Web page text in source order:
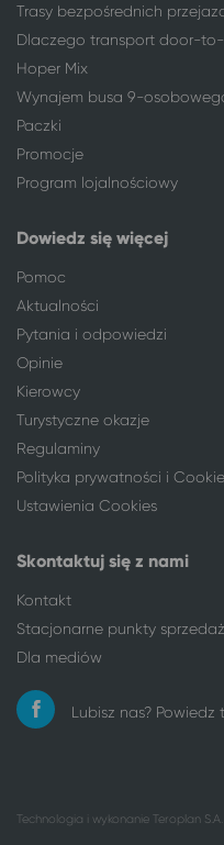
Wrocław
Toruń
Września
Toruń
Zabrze
Zamość*
Toruń
Zielona Góra
ponad 950 lokalizacji
447 miejscowości
Białystok
Bydgoszcz
Częstochowa
Gdynia
Warszawa
Gniezno
Koszalin
Legnica
Łódź
Lublin
Warszawa
Nowy Tomyśl
Nysa
Oleśnica
Opole
Ostrów Wielkopolski
Płock
Warszawa
Trasy bezpośrednich
Dlaczego transport door-
Hoper Mix
Wynajem busa 9-
Paczki
Promocje
Program lojalnościowy
Dowiedz się więcej
Pomoc
Aktualności
Pytania i odpowiedzi
Opinie
Kierowcy
Turystyczne okazje
Regulaminy
Polityka prywatności i
Ustawienia Cookies
Skontaktuj się z nami
Kontakt
Stacjonarne punkty
Dla mediów
Lubisz nas? Powiedz
Technologia i wykonanie Teroplan